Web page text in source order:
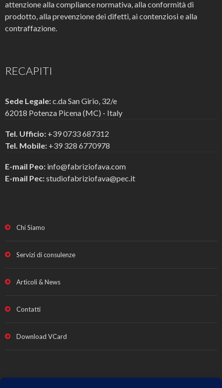
attenzione alla compliance normativa, alla conformità di
prodotto, alla prevenzione dei difetti, ai contenziosi e alla
contraffazione.
RECAPITI
Sede Legale:c.da San Girio, 32/e
62018 Potenza Picena (MC) - Italy
Tel. Ufficio: +39 0733 687312
Tel. Mobile: +39 328 6770978
E-mail Peo: info@fabriziofava.com
E-mail Pec:studiofabriziofava@pec.it
Chi Siamo
Servizi di consulenze
Articoli & News
Contatti
Download VCard